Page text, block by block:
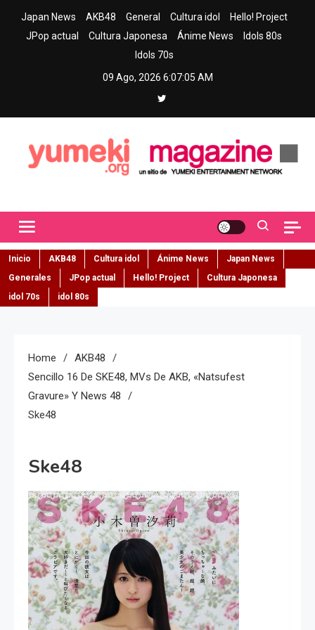
Japan News AKB48 General Cultura idol
Hello! Project
JPop actual
Cultura Japonesa Ánime News
Idols 80s
Idols 70s
09 Ago, 2026 6:07:06 AM
Inicio AKB48 Cultura idol Ánime News
Japan News
Generales
JPop actual Hello! Project
Cultura Japonesa
idol 70s
idol 80s
Home
AKB48
Sencillo 16 De SKE48, MVs De AKB, «Natsufest
Gravure» Y News 48
Ske48
Ske48